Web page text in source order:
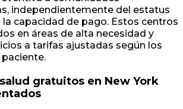
independientemente del estatus
capacidad de pago. Estos centros
en áreas de alta necesidad y
a tarifas ajustadas según los
gratuitos en New York